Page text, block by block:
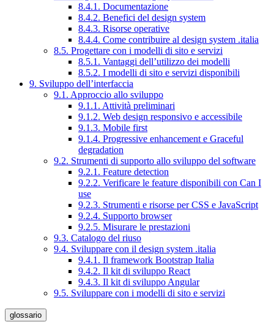
8.4.1. Documentazione
8.4.2. Benefici del design system
8.4.3. Risorse operative
8.4.4. Come contribuire al design system .italia
8.5. Progettare con i modelli di sito e servizi
8.5.1. Vantaggi dell’utilizzo dei modelli
8.5.2. I modelli di sito e servizi disponibili
9. Sviluppo dell’interfaccia
9.1. Approccio allo sviluppo
9.1.1. Attività preliminari
9.1.2. Web design responsivo e accessibile
9.1.3. Mobile first
9.1.4. Progressive enhancement e Graceful
degradation
9.2. Strumenti di supporto allo sviluppo del software
9.2.1. Feature detection
9.2.2. Verificare le feature disponibili con Can I
use
9.2.3. Strumenti e risorse per CSS e JavaScript
9.2.4. Supporto browser
9.2.5. Misurare le prestazioni
9.3. Catalogo del riuso
9.4. Sviluppare con il design system .italia
9.4.1. Il framework Bootstrap Italia
9.4.2. Il kit di sviluppo React
9.4.3. Il kit di sviluppo Angular
9.5. Sviluppare con i modelli di sito e servizi
glossario